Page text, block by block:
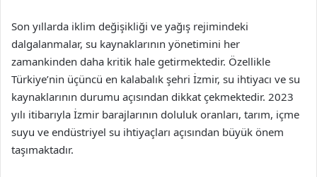
Son yıllarda iklim değişikliği ve yağış rejimindeki
dalgalanmalar, su kaynaklarının yönetimini her
zamankinden daha kritik hale getirmektedir. Özellikle
Türkiye’nin üçüncü en kalabalık şehri İzmir, su ihtiyacı ve su
kaynaklarının durumu açısından dikkat çekmektedir. 2023
yılı itibarıyla İzmir barajlarının doluluk oranları, tarım, içme
suyu ve endüstriyel su ihtiyaçları açısından büyük önem
taşımaktadır.